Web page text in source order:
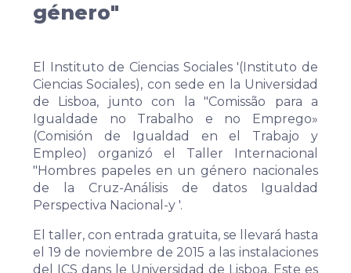
género"
El Instituto de Ciencias Sociales '(Instituto de
Ciencias Sociales), con sede en la Universidad
de Lisboa, junto con la "Comissão para a
Igualdade no Trabalho e no Emprego»
(Comisión de Igualdad en el Trabajo y
Empleo) organizó el Taller Internacional
"Hombres papeles en un género nacionales
de la Cruz-Análisis de datos Igualdad
Perspectiva Nacional-y '.
El taller, con entrada gratuita, se llevará hasta
el 19 de noviembre de 2015 a las instalaciones
del ICS dans le Universidad de Lisboa. Este es